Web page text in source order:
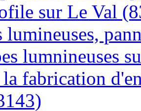
sur Le Val
lumineuses,
lumnineuses
fabrication